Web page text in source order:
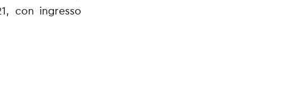
con ingresso